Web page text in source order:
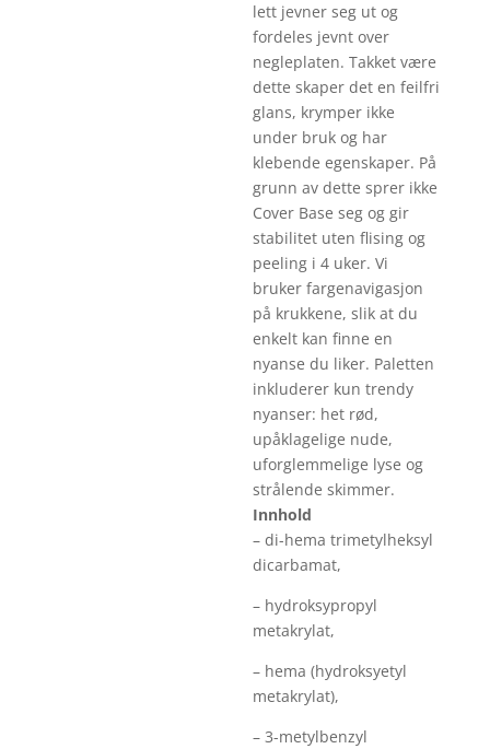
lett jevner seg ut og
fordeles jevnt over
negleplaten. Takket være
dette skaper det en feilfri
glans, krymper ikke
under bruk og har
klebende egenskaper. På
grunn av dette sprer ikke
Cover Base seg og gir
stabilitet uten flising og
peeling i 4 uker. Vi
bruker fargenavigasjon
på krukkene, slik at du
enkelt kan finne en
nyanse du liker. Paletten
inkluderer kun trendy
nyanser: het rød,
upåklagelige nude,
uforglemmelige lyse og
strålende skimmer.
Innhold
– di-hema trimetylheksyl
dicarbamat,
– hydroksypropyl
metakrylat,
– hema (hydroksyetyl
metakrylat),
– 3-metylbenzyl